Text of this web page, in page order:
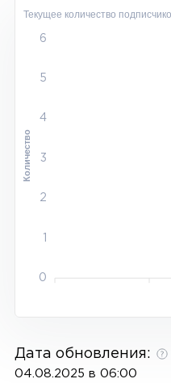
Текущее количество
6
5
4
3
2
1
0
Количество
Дата обновления:
04.08.2025 в 06:00